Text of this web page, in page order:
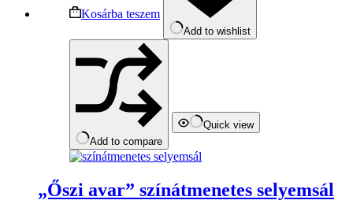
Kosárba teszem
Add to wishlist
Add to compare
Quick view
„Őszi avar” színátmenetes selyemsál